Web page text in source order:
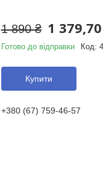
1 890 ₴ 1
Готово до відправки Код:
Купити
+380 (67) 759-46-57